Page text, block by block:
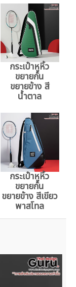
กระเป๋าหูหิ้ว
ขยายก้น
ขยายข้าง สี
น้ำตาล
กระเป๋าหูหิ้ว
ขยายก้น
ขยายข้าง สีเขียว
พาสโทล